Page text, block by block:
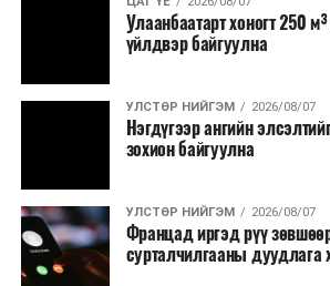
тавилга, автомашин худалдан
Батлан хамгаалах, хууль
Хуулиар заавал
контент, хэвлэлийн зардал;
Санхүүгийн хэмнэлтийн
арванхоёрдугаар сарын 31
эрүүл мэндийн салбар уг
Улаанбаатарт хоногт 250
үйлдвэр байгуулна
УЛСТӨР НИЙГЭМ 2026/08/07
Нэгдүгээр ангийн
зохион байгуулна
УЛСТӨР НИЙГЭМ 2026/08/07
Францад иргэд рүү
сурталчилгааны дуудлага